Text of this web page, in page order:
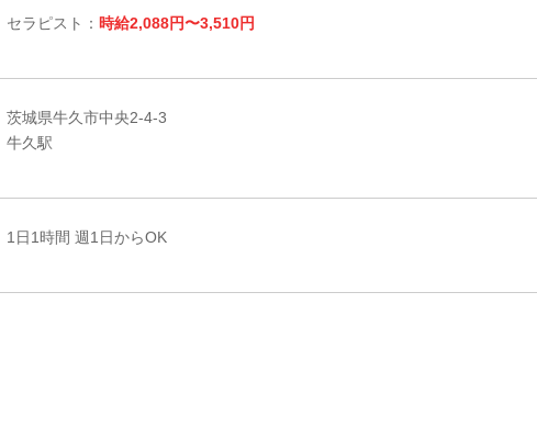
セラピスト： 時給2,088円〜3,510円
茨城県牛久市中央2-4-3
牛久駅
1日1時間 週1日からOK